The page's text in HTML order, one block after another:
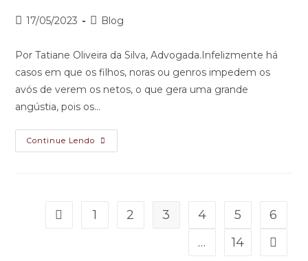
17/05/2023 Blog
Por Tatiane Oliveira da Silva, Advogada.Infelizmente há
casos em que os filhos, noras ou genros impedem os
avós de verem os netos, o que gera uma grande
angústia, pois os…
Continue Lendo
1 2 3 4 5
6
…
14